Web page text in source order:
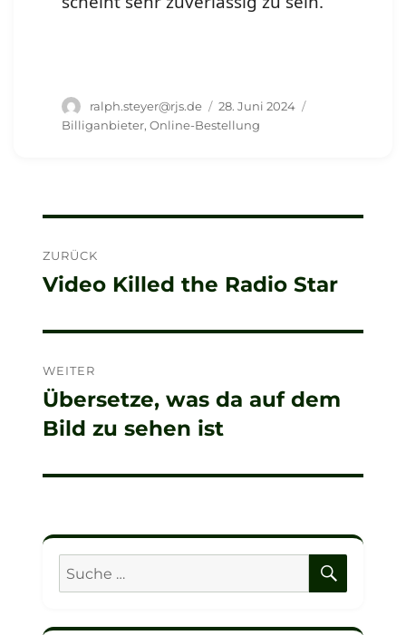
Autor
ralph.steyer@rjs.de
Veröffentlicht
am
28. Juni 2024
Billiganbieter,Online-Bestellung
ZURÜCK
Vorheriger
Video Killed the Radio Star
WEITER
Nächster
Beitrag:
Übersetze, was da auf dem
Bild zu sehen ist
Suche
nach: